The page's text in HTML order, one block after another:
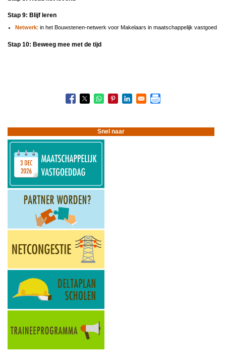
Stap 9: Blijf leren
Netwerk: in het Bouwstenen-netwerk voor Makelaars in maatschappelijk vastgoed
Stap 10: Beweeg mee met de tijd
Snel naar